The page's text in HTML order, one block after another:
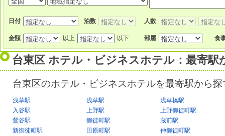
日付 泊数 人数
金額 以上 以下 部屋 食
台東区 ホテル・ビジネスホテル：最寄駅
台東区のホテル・ビジネスホテルを最寄駅から
浅草駅 浅草駅
浅草橋駅
入谷駅
上野駅
上野御徒町駅
鶯谷駅
御徒町駅
蔵前駅
新御徒町駅
田原町駅 仲御徒町駅